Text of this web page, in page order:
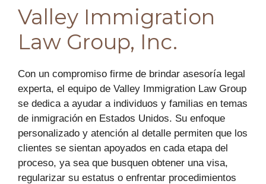
Valley Immigration
Law Group, Inc.
Con un compromiso firme de brindar asesoría legal
experta, el equipo de Valley Immigration Law Group
se dedica a ayudar a individuos y familias en temas
de inmigración en Estados Unidos. Su enfoque
personalizado y atención al detalle permiten que los
clientes se sientan apoyados en cada etapa del
proceso, ya sea que busquen obtener una visa,
regularizar su estatus o enfrentar procedimientos